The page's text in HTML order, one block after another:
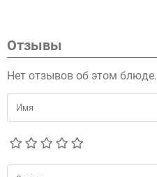
Отзывы
Нет отзывов об этом блюде.